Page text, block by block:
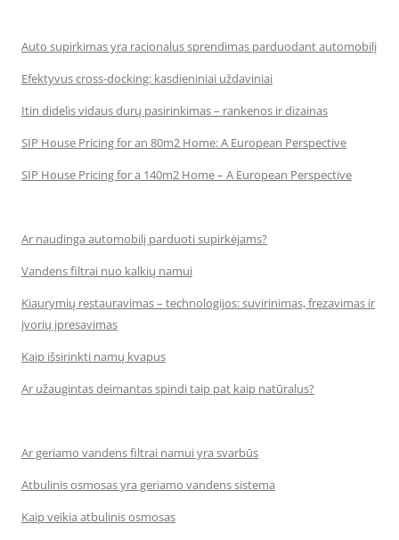
Auto supirkimas yra racionalus sprendimas parduodant automobilį
Efektyvus cross-docking: kasdieniniai uždaviniai
Itin didelis vidaus durų pasirinkimas – rankenos ir dizainas
SIP House Pricing for an 80m2 Home: A European Perspective
SIP House Pricing for a 140m2 Home – A European Perspective
Ar naudinga automobilį parduoti supirkėjams?
Vandens filtrai nuo kalkių namui
Kiaurymių restauravimas – technologijos: suvirinimas, frezavimas ir
įvorių įpresavimas
Kaip išsirinkti namų kvapus
Ar užaugintas deimantas spindi taip pat kaip natūralus?
Ar geriamo vandens filtrai namui yra svarbūs
Atbulinis osmosas yra geriamo vandens sistema
Kaip veikia atbulinis osmosas